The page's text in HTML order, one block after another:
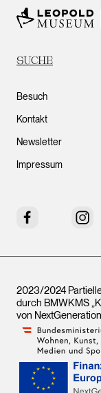
SUCHE
Besuch
Kontakt
Newsletter
Impressum
Facebook
2023/2024
durch BMWKMS
von